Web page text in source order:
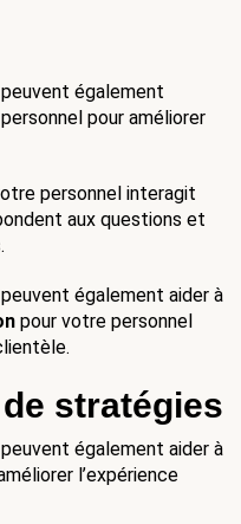
également
pour améliorer
personnel interagit
aux questions et
pour votre personnel
stratégies
également aider à
l’expérience